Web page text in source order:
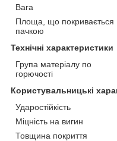
Вага
Площа, що покривається
пачкою
Технічні характеристики
Група матеріалу по
горючості
Користувальницькі
Ударостійкість
Міцність на вигин
Товщина покриття